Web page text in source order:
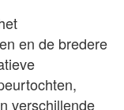
en de bredere
verschillende